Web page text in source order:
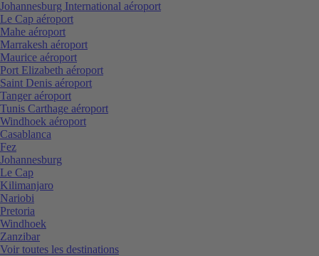
Johannesburg International aéroport
Le Cap aéroport
Mahe aéroport
Marrakesh aéroport
Maurice aéroport
Port Elizabeth aéroport
Saint Denis aéroport
Tanger aéroport
Tunis Carthage aéroport
Windhoek aéroport
Casablanca
Fez
Johannesburg
Le Cap
Kilimanjaro
Nariobi
Pretoria
Windhoek
Zanzibar
Voir toutes les destinations